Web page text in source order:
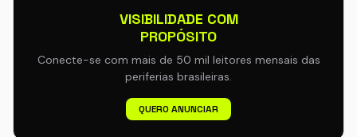
VISIBILIDADE COM
PROPÓSITO
Conecte-se com mais de 50 mil leitores mensais das
periferias brasileiras.
QUERO ANUNCIAR